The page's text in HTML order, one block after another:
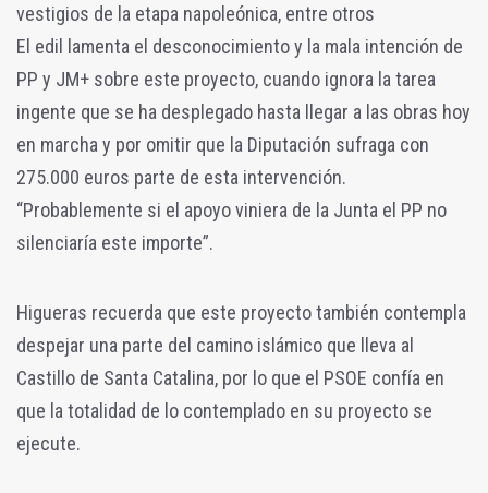
vestigios de la etapa napoleónica, entre otros
El edil lamenta el desconocimiento y la mala intención de
PP y JM+ sobre este proyecto, cuando ignora la tarea
ingente que se ha desplegado hasta llegar a las obras hoy
en marcha y por omitir que la Diputación sufraga con
275.000 euros parte de esta intervención.
“Probablemente si el apoyo viniera de la Junta el PP no
silenciaría este importe”.
Higueras recuerda que este proyecto también contempla
despejar una parte del camino islámico que lleva al
Castillo de Santa Catalina, por lo que el PSOE confía en
que la totalidad de lo contemplado en su proyecto se
ejecute.